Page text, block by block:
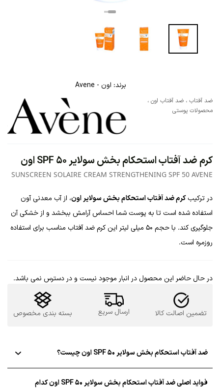
ضد آفتاب ، ضد آفتاب اون ،
محصولات پوستی
برند: اون - Avene
کرم ضد آفتاب استحکام بخش سولایر SPF 50 اون
SUNSCREEN SOLAIRE CREAM STRENGTHENING SPF 50 AVENE
در ترکیبکرم ضد آفتاب استحکام بخش سولایر اون، از آب معدنی آون
استفاده شده است تا به پوست شما احساس آرامش ببخشد و از خشکی آن
جلوگیری کند. با حجم 50 میلی لیتر این کرم ضد آفتاب مناسب برای استفاده
روزمره است.
در حال حاضر این محصول در انبار موجود نیست و در دسترس نمی باشد.
تضمین اصالت کالا ارسال سریع بسته بندی مخصوص
ضد آفتاب استحکام بخش سولایر SPF 50 اون چیست؟
فواید اصلی ضد آفتاب استحکام بخش سولایر SPF 50 اون کدام